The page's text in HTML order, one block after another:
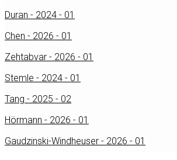
Duran - 2024 - 01
Chen - 2026 - 01
Zehtabvar - 2026 - 01
Stemle - 2024 - 01
Tang - 2025 - 02
Hörmann - 2026 - 01
Gaudzinski-Windheuser - 2026 - 01